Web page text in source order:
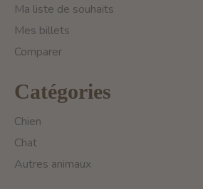
Ma liste de souhaits
Mes billets
Comparer
Catégories
Chien
Chat
Autres animaux